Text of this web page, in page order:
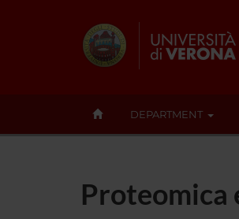
DEPARTMENT
Proteomica